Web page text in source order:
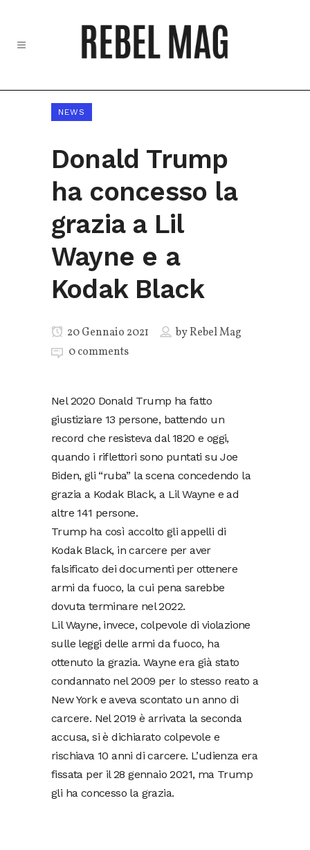
NEWS
Donald Trump
ha concesso la
grazia a Lil
Wayne e a
Kodak Black
20 Gennaio 2021 byRebel Mag
0 comments
Nel 2020 Donald Trump ha fatto
giustiziare 13 persone, battendo un
record che resisteva dal 1820 e oggi,
quando i riflettori sono puntati su Joe
Biden, gli “ruba” la scena concedendo la
grazia a Kodak Black, a Lil Wayne e ad
altre 141 persone.
Trump ha così accolto gli appelli di
Kodak Black, in carcere per aver
falsificato dei documenti per ottenere
armi da fuoco, la cui pena sarebbe
dovuta terminare nel 2022.
Lil Wayne, invece, colpevole di violazione
sulle leggi delle armi da fuoco, ha
ottenuto la grazia. Wayne era già stato
condannato nel 2009 per lo stesso reato a
New York e aveva scontato un anno di
carcere. Nel 2019 è arrivata la seconda
accusa, si è dichiarato colpevole e
rischiava 10 anni di carcere. L’udienza era
fissata per il 28 gennaio 2021, ma Trump
gli ha concesso la grazia.